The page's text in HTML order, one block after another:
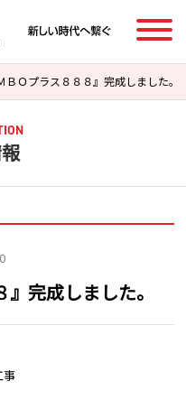
ＢＯプラス８８８』完成しました。
』完成しました。
事